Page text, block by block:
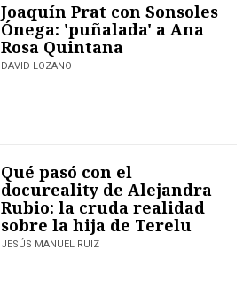
Joaquín Prat con Sonsoles
Ónega: 'puñalada' a Ana
Rosa Quintana
DAVID LOZANO
Qué pasó con el
docureality de Alejandra
Rubio: la cruda realidad
sobre la hija de Terelu
JESÚS MANUEL RUIZ